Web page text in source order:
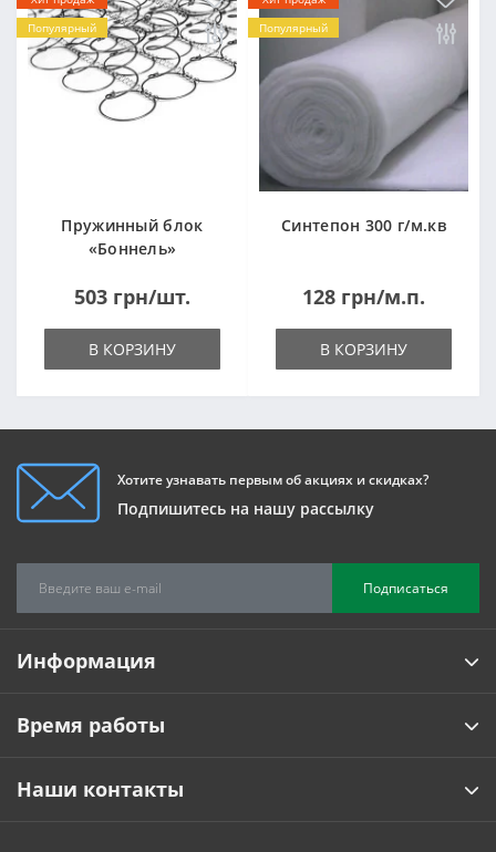
Популярный
Пружинный блок
«Боннель»
503 грн/шт.
В КОРЗИНУ
Популярный
Синтепон 300 г/м.кв
128 грн/м.п.
В КОРЗИНУ
Хотите узнавать первым об акциях и скидках?
Подпишитесь на нашу рассылку
Подписаться
Информация
Время работы
Наши контакты